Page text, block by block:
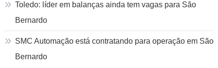
Toledo: líder em balanças ainda tem vagas para São
Bernardo
SMC Automação está contratando para operação em São
Bernardo